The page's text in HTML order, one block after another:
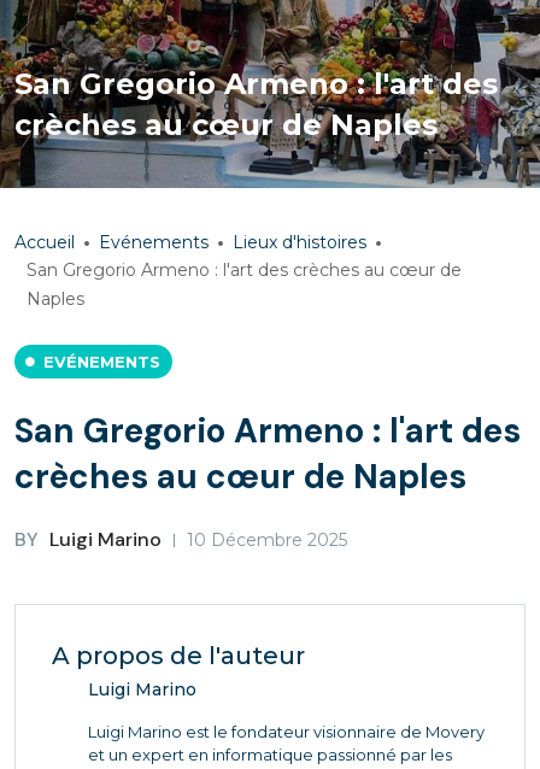
San Gregorio Armeno : l'art des
crèches au cœur de Naples
Accueil Evénements
Lieux d'histoires
San Gregorio Armeno : l'art des crèches au cœur de
Naples
EVÉNEMENTS
San Gregorio Armeno : l'art des
crèches au cœur de Naples
BY Luigi Marino 10 Décembre 2025
A propos de l'auteur
Luigi Marino
Luigi Marino est le fondateur visionnaire de Movery
et un expert en informatique passionné par les